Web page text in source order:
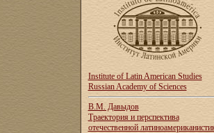
Institute of Latin American Studies
Russian Academy of Sciences
В.М. Давыдов
Траектория и перспектива
отечественной